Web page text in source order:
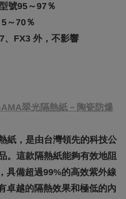
號95～97％
～70％
、FX3 外，不影響
翠光隔熱紙－陶瓷防爆
紙，是由台灣領先的科技公
。這款隔熱紙能夠有效地阻
具備超過99%的高效紫外線
卓越的隔熱效果和極低的內